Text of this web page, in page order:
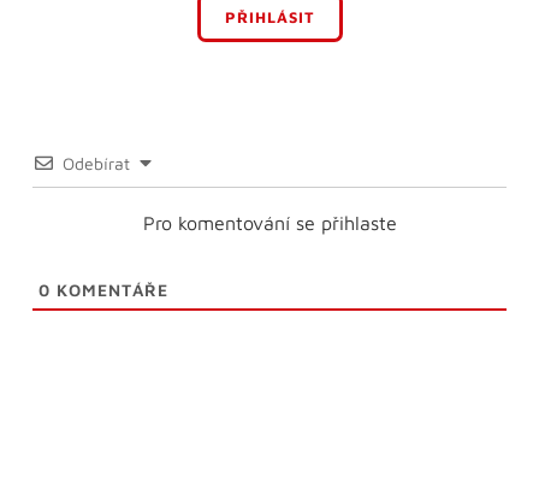
PŘIHLÁSIT
Odebírat
Pro komentování se přihlaste
0 KOMENTÁŘE